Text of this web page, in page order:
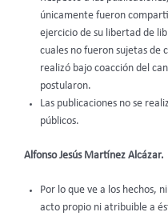
únicamente fueron
ejercicio de su libertad de
cuales no fueron sujetas de
realizó bajo coacción del
postularon.
Las publicaciones no se
públicos.
Alfonso Jesús Martínez Alcázar.
Por lo que ve a los hechos,
acto propio ni atribuible a